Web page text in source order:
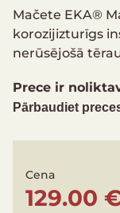
Mačete EKA®
korozijizturīgs
nerūsējošā
Prece ir
Pārbaudiet
Cena
129.00